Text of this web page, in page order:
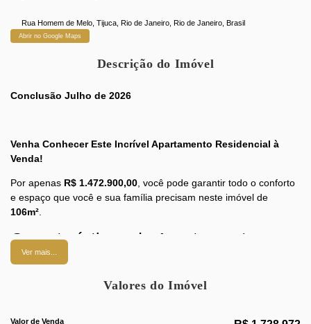
Rua Homem de Melo ,Tijuca ,Rio de Janeiro ,Rio de Janeiro ,Brasil
Abrir no Google Maps
Descrição do Imóvel
Conclusão Julho de 2026
Venha Conhecer Este Incrível Apartamento Residencial à
Venda!
Por apenas R$ 1.472.900,00 , você pode garantir todo o conforto
e espaço que você e sua família precisam neste imóvel de
106m²
Características do Apartamento:
3 quartos aconchegantes
1 banheiro socialbem distribuído.
para seu veículo.
Ver mais...
Valores do Imóvel
Valor de Venda